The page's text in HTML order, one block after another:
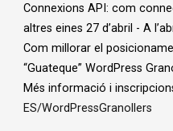
Connexions API: com
altres eines 27 d’abril - A
Com millorar el
“Guateque” WordPress
Més informació i
ES/WordPressGranollers